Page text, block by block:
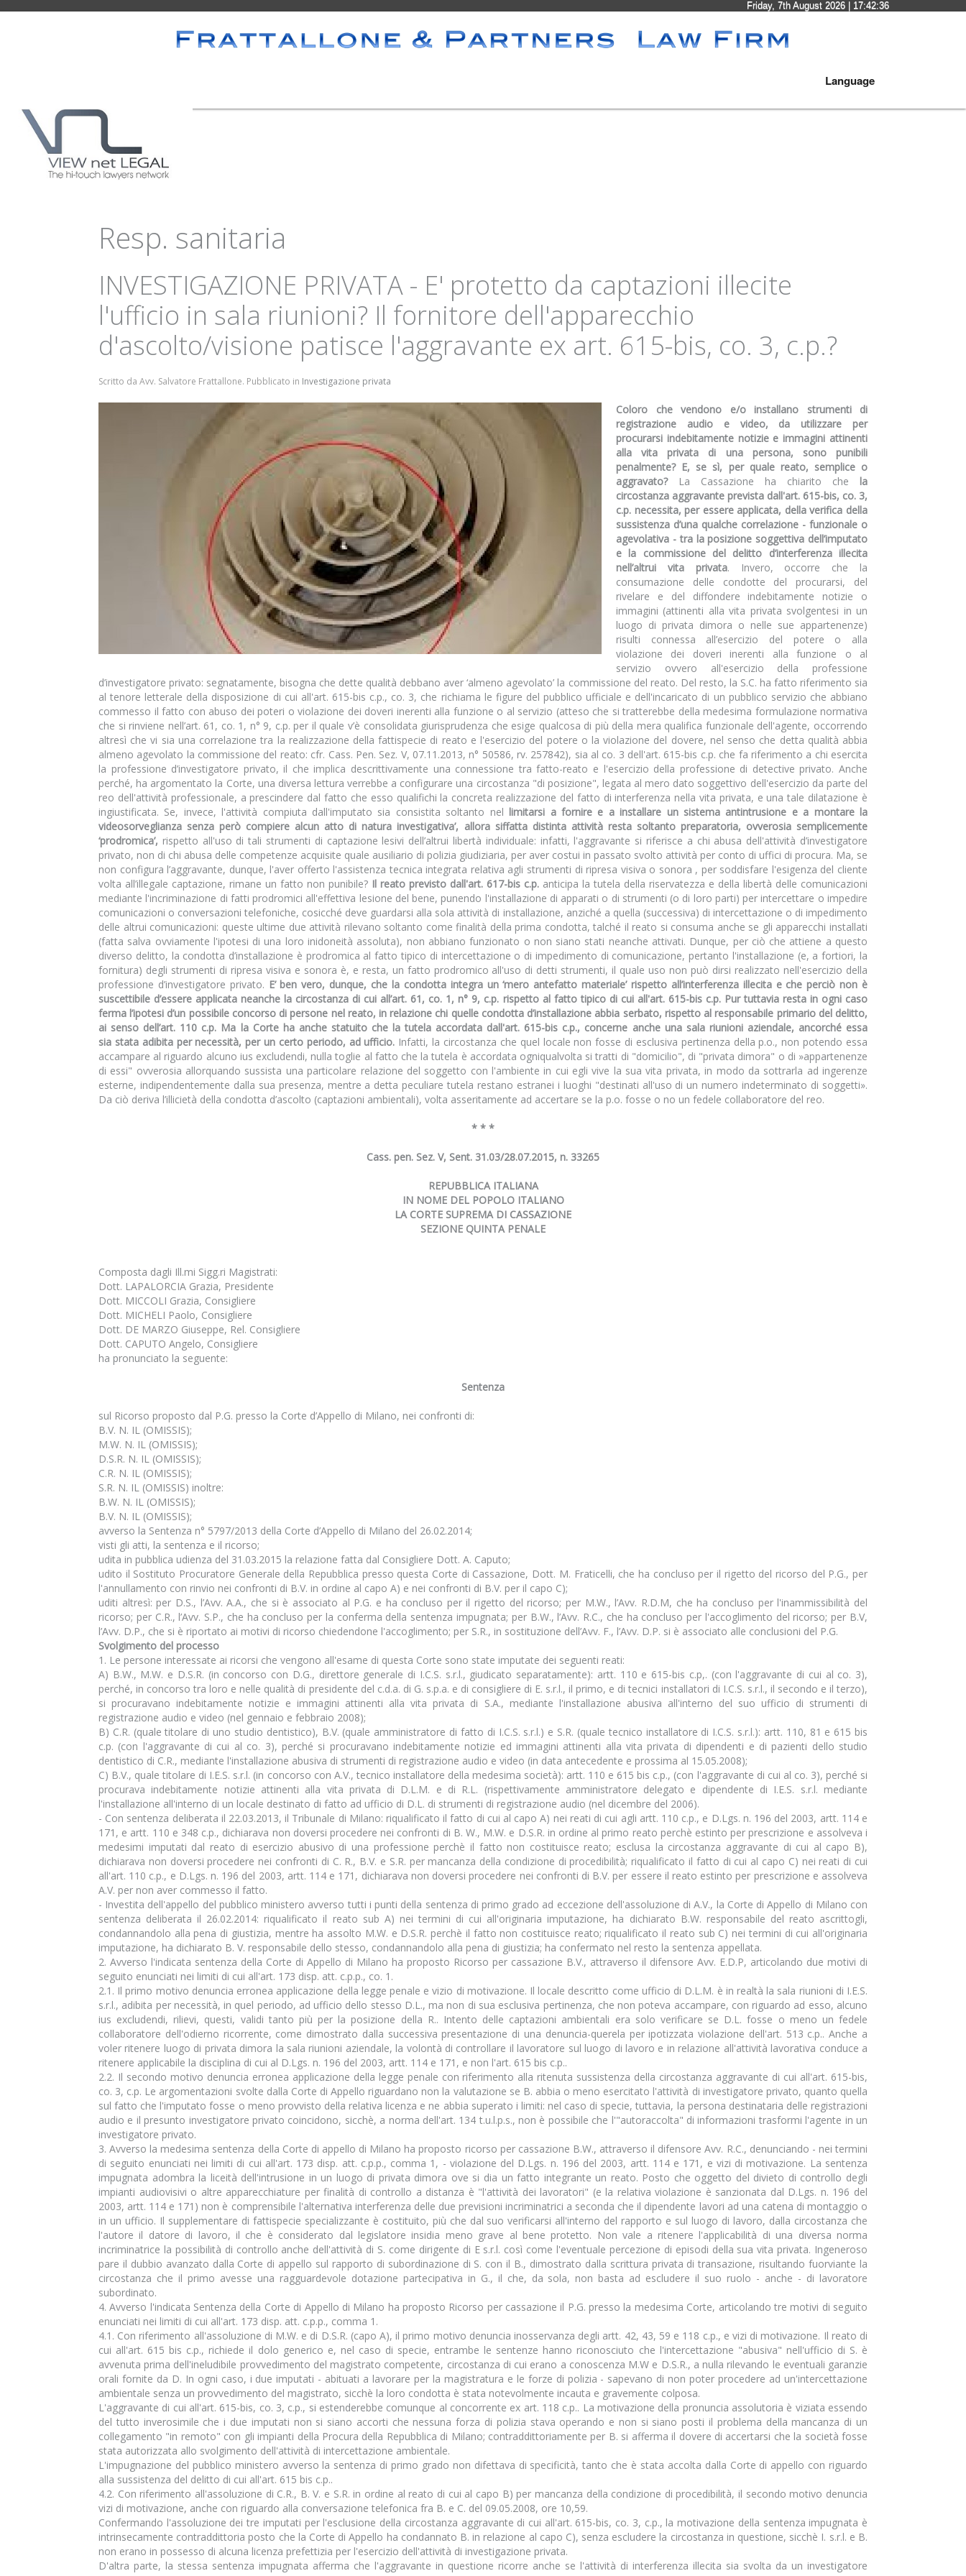
Friday, 7th August 2026 | 17:42:37
Language
Resp. sanitaria
INVESTIGAZIONE PRIVATA - E' protetto da captazioni illecite
l'ufficio in sala riunioni? Il fornitore dell'apparecchio
d'ascolto/visione patisce l'aggravante ex art. 615-bis, co. 3, c.p.?
Scritto da Avv. Salvatore Frattallone. Pubblicato in Investigazione privata
Coloro che vendono e/o installano strumenti di
registrazione audio e video, da utilizzare per
procurarsi indebitamente notizie e immagini attinenti
alla vita privata di una persona, sono punibili
penalmente? E, se sì, per quale reato, semplice o
aggravato?La Cassazione ha chiarito che la
circostanza aggravante prevista dall'art. 615-bis, co. 3,
c.p. necessita, per essere applicata, della verifica della
sussistenza d’una qualche correlazione - funzionale o
agevolativa - tra la posizione soggettiva dell’imputato
e la commissione del delitto d’interferenza illecita
nell’altrui vita privata. Invero, occorre che la
consumazione delle condotte del procurarsi, del
rivelare e del diffondere indebitamente notizie o
immagini (attinenti alla vita privata svolgentesi in un
luogo di privata dimora o nelle sue appartenenze)
risulti connessa all’esercizio del potere o alla
violazione dei doveri inerenti alla funzione o al
servizio ovvero all'esercizio della professione
d’investigatore privato: segnatamente, bisogna che dette qualità debbano aver ‘almeno agevolato’ la commissione del reato. Del resto, la S.C. ha fatto riferimento sia
al tenore letterale della disposizione di cui all'art. 615-bis c.p., co. 3, che richiama le figure del pubblico ufficiale e dell'incaricato di un pubblico servizio che abbiano
commesso il fatto con abuso dei poteri o violazione dei doveri inerenti alla funzione o al servizio (atteso che si tratterebbe della medesima formulazione normativa
che si rinviene nell’art. 61, co. 1, n° 9, c.p. per il quale v’è consolidata giurisprudenza che esige qualcosa di più della mera qualifica funzionale dell'agente, occorrendo
altresì che vi sia una correlazione tra la realizzazione della fattispecie di reato e l'esercizio del potere o la violazione del dovere, nel senso che detta qualità abbia
almeno agevolato la commissione del reato: cfr. Cass. Pen. Sez. V, 07.11.2013, n° 50586, rv. 257842), sia al co. 3 dell'art. 615-bis c.p. che fa riferimento a chi esercita
la professione d’investigatore privato, il che implica descrittivamente una connessione tra fatto-reato e l'esercizio della professione di detective privato. Anche
perché, ha argomentato la Corte, una diversa lettura verrebbe a configurare una circostanza "di posizione", legata al mero dato soggettivo dell'esercizio da parte del
reo dell'attività professionale, a prescindere dal fatto che esso qualifichi la concreta realizzazione del fatto di interferenza nella vita privata, e una tale dilatazione è
ingiustificata. Se, invece, l'attività compiuta dall'imputato sia consistita soltanto nel limitarsi a fornire e a installare un sistema antintrusione e a montare la
videosorveglianza senza però compiere alcun atto di natura investigativa’, allora siffatta distinta attività resta soltanto preparatoria, ovverosia semplicemente
‘prodromica’, rispetto all'uso di tali strumenti di captazione lesivi dell’altrui libertà individuale: infatti, l'aggravante si riferisce a chi abusa dell'attività d’investigatore
privato, non di chi abusa delle competenze acquisite quale ausiliario di polizia giudiziaria, per aver costui in passato svolto attività per conto di uffici di procura. Ma, se
non configura l’aggravante, dunque, l'aver offerto l'assistenza tecnica integrata relativa agli strumenti di ripresa visiva o sonora , per soddisfare l'esigenza del cliente
volta all’illegale captazione, rimane un fatto non punibile? Il reato previsto dall'art. 617-bis c.p. anticipa la tutela della riservatezza e della libertà delle comunicazioni
mediante l'incriminazione di fatti prodromici all'effettiva lesione del bene, punendo l'installazione di apparati o di strumenti (o di loro parti) per intercettare o impedire
comunicazioni o conversazioni telefoniche, cosicché deve guardarsi alla sola attività di installazione, anziché a quella (successiva) di intercettazione o di impedimento
delle altrui comunicazioni: queste ultime due attività rilevano soltanto come finalità della prima condotta, talché il reato si consuma anche se gli apparecchi installati
(fatta salva ovviamente l'ipotesi di una loro inidoneità assoluta), non abbiano funzionato o non siano stati neanche attivati. Dunque, per ciò che attiene a questo
diverso delitto, la condotta d’installazione è prodromica al fatto tipico di intercettazione o di impedimento di comunicazione, pertanto l'installazione (e, a fortiori, la
fornitura) degli strumenti di ripresa visiva e sonora è, e resta, un fatto prodromico all'uso di detti strumenti, il quale uso non può dirsi realizzato nell'esercizio della
professione d’investigatore privato. E’ ben vero, dunque, che la condotta integra un ‘mero antefatto materiale’ rispetto all’interferenza illecita e che perciò non è
suscettibile d’essere applicata neanche la circostanza di cui all’art. 61, co. 1, n° 9, c.p. rispetto al fatto tipico di cui all'art. 615-bis c.p. Pur tuttavia resta in ogni caso
ferma l’ipotesi d’un possibile concorso di persone nel reato, in relazione chi quelle condotta d’installazione abbia serbato, rispetto al responsabile primario del delitto,
ai senso dell’art. 110 c.p. Ma la Corte ha anche statuito che la tutela accordata dall'art. 615-bis c.p., concerne anche una sala riunioni aziendale, ancorché essa
sia stata adibita per necessità, per un certo periodo, ad ufficio. Infatti, la circostanza che quel locale non fosse di esclusiva pertinenza della p.o., non potendo essa
accampare al riguardo alcuno ius excludendi, nulla toglie al fatto che la tutela è accordata ogniqualvolta si tratti di "domicilio", di "privata dimora" o di »appartenenze
di essi" ovverosia allorquando sussista una particolare relazione del soggetto con l'ambiente in cui egli vive la sua vita privata, in modo da sottrarla ad ingerenze
esterne, indipendentemente dalla sua presenza, mentre a detta peculiare tutela restano estranei i luoghi "destinati all'uso di un numero indeterminato di soggetti».
Da ciò deriva l’illicietà della condotta d’ascolto (captazioni ambientali), volta asseritamente ad accertare se la p.o. fosse o no un fedele collaboratore del reo.
* * *
Cass. pen. Sez. V, Sent. 31.03/28.07.2015, n. 33265
REPUBBLICA ITALIANA
IN NOME DEL POPOLO ITALIANO
LA CORTE SUPREMA DI CASSAZIONE
SEZIONE QUINTA PENALE
Composta dagli Ill.mi Sigg.ri Magistrati:
Dott. LAPALORCIA Grazia, Presidente
Dott. MICCOLI Grazia, Consigliere
Dott. MICHELI Paolo, Consigliere
Dott. DE MARZO Giuseppe, Rel. Consigliere
Dott. CAPUTO Angelo, Consigliere
ha pronunciato la seguente:
Sentenza
sul Ricorso proposto dal P.G. presso la Corte d’Appello di Milano, nei confronti di:
B.V. N. IL (OMISSIS);
M.W. N. IL (OMISSIS);
D.S.R. N. IL (OMISSIS);
C.R. N. IL (OMISSIS);
S.R. N. IL (OMISSIS) inoltre:
B.W. N. IL (OMISSIS);
B.V. N. IL (OMISSIS);
avverso la Sentenza n° 5797/2013 della Corte d’Appello di Milano del 26.02.2014;
visti gli atti, la sentenza e il ricorso;
udita in pubblica udienza del 31.03.2015 la relazione fatta dal Consigliere Dott. A. Caputo;
udito il Sostituto Procuratore Generale della Repubblica presso questa Corte di Cassazione, Dott. M. Fraticelli, che ha concluso per il rigetto del ricorso del P.G., per
l'annullamento con rinvio nei confronti di B.V. in ordine al capo A) e nei confronti di B.V. per il capo C);
uditi altresì: per D.S., l’Avv. A.A., che si è associato al P.G. e ha concluso per il rigetto del ricorso; per M.W., l’Avv. R.D.M, che ha concluso per l'inammissibilità del
ricorso; per C.R., l’Avv. S.P., che ha concluso per la conferma della sentenza impugnata; per B.W., l’Avv. R.C., che ha concluso per l'accoglimento del ricorso; per B.V,
l’Avv. D.P., che si è riportato ai motivi di ricorso chiedendone l'accoglimento; per S.R., in sostituzione dell’Avv. F., l’Avv. D.P. si è associato alle conclusioni del P.G.
Svolgimento del processo
1. Le persone interessate ai ricorsi che vengono all'esame di questa Corte sono state imputate dei seguenti reati:
A) B.W., M.W. e D.S.R. (in concorso con D.G., direttore generale di I.C.S. s.r.l., giudicato separatamente): artt. 110 e 615-bis c.p,. (con l'aggravante di cui al co. 3),
perché, in concorso tra loro e nelle qualità di presidente del c.d.a. di G. s.p.a. e di consigliere di E. s.r.l., il primo, e di tecnici installatori di I.C.S. s.r.l., il secondo e il terzo),
si procuravano indebitamente notizie e immagini attinenti alla vita privata di S.A., mediante l'installazione abusiva all'interno del suo ufficio di strumenti di
registrazione audio e video (nel gennaio e febbraio 2008);
B) C.R. (quale titolare di uno studio dentistico), B.V. (quale amministratore di fatto di I.C.S. s.r.l.) e S.R. (quale tecnico installatore di I.C.S. s.r.l.): artt. 110, 81 e 615 bis
c.p. (con l'aggravante di cui al co. 3), perché si procuravano indebitamente notizie ed immagini attinenti alla vita privata di dipendenti e di pazienti dello studio
dentistico di C.R., mediante l'installazione abusiva di strumenti di registrazione audio e video (in data antecedente e prossima al 15.05.2008);
C) B.V., quale titolare di I.E.S. s.r.l. (in concorso con A.V., tecnico installatore della medesima società): artt. 110 e 615 bis c.p., (con l'aggravante di cui al co. 3), perché si
procurava indebitamente notizie attinenti alla vita privata di D.L.M. e di R.L. (rispettivamente amministratore delegato e dipendente di I.E.S. s.r.l. mediante
l'installazione all'interno di un locale destinato di fatto ad ufficio di D.L. di strumenti di registrazione audio (nel dicembre del 2006).
- Con sentenza deliberata il 22.03.2013, il Tribunale di Milano: riqualificato il fatto di cui al capo A) nei reati di cui agli artt. 110 c.p., e D.Lgs. n. 196 del 2003, artt. 114 e
171, e artt. 110 e 348 c.p., dichiarava non doversi procedere nei confronti di B. W., M.W. e D.S.R. in ordine al primo reato perchè estinto per prescrizione e assolveva i
medesimi imputati dal reato di esercizio abusivo di una professione perchè il fatto non costituisce reato; esclusa la circostanza aggravante di cui al capo B),
dichiarava non doversi procedere nei confronti di C. R., B.V. e S.R. per mancanza della condizione di procedibilità; riqualificato il fatto di cui al capo C) nei reati di cui
all'art. 110 c.p., e D.Lgs. n. 196 del 2003, artt. 114 e 171, dichiarava non doversi procedere nei confronti di B.V. per essere il reato estinto per prescrizione e assolveva
A.V. per non aver commesso il fatto.
- Investita dell'appello del pubblico ministero avverso tutti i punti della sentenza di primo grado ad eccezione dell'assoluzione di A.V., la Corte di Appello di Milano con
sentenza deliberata il 26.02.2014: riqualificato il reato sub A) nei termini di cui all'originaria imputazione, ha dichiarato B.W. responsabile del reato ascrittogli,
condannandolo alla pena di giustizia, mentre ha assolto M.W. e D.S.R. perchè il fatto non costituisce reato; riqualificato il reato sub C) nei termini di cui all'originaria
imputazione, ha dichiarato B. V. responsabile dello stesso, condannandolo alla pena di giustizia; ha confermato nel resto la sentenza appellata.
2. Avverso l'indicata sentenza della Corte di Appello di Milano ha proposto Ricorso per cassazione B.V., attraverso il difensore Avv. E.D.P, articolando due motivi di
seguito enunciati nei limiti di cui all'art. 173 disp. att. c.p.p., co. 1.
2.1. Il primo motivo denuncia erronea applicazione della legge penale e vizio di motivazione. Il locale descritto come ufficio di D.L.M. è in realtà la sala riunioni di I.E.S.
s.r.l., adibita per necessità, in quel periodo, ad ufficio dello stesso D.L., ma non di sua esclusiva pertinenza, che non poteva accampare, con riguardo ad esso, alcuno
ius excludendi, rilievi, questi, validi tanto più per la posizione della R.. Intento delle captazioni ambientali era solo verificare se D.L. fosse o meno un fedele
collaboratore dell'odierno ricorrente, come dimostrato dalla successiva presentazione di una denuncia-querela per ipotizzata violazione dell'art. 513 c.p.. Anche a
voler ritenere luogo di privata dimora la sala riunioni aziendale, la volontà di controllare il lavoratore sul luogo di lavoro e in relazione all'attività lavorativa conduce a
ritenere applicabile la disciplina di cui al D.Lgs. n. 196 del 2003, artt. 114 e 171, e non l'art. 615 bis c.p..
2.2. Il secondo motivo denuncia erronea applicazione della legge penale con riferimento alla ritenuta sussistenza della circostanza aggravante di cui all'art. 615-bis,
co. 3, c.p. Le argomentazioni svolte dalla Corte di Appello riguardano non la valutazione se B. abbia o meno esercitato l'attività di investigatore privato, quanto quella
sul fatto che l'imputato fosse o meno provvisto della relativa licenza e ne abbia superato i limiti: nel caso di specie, tuttavia, la persona destinataria delle registrazioni
audio e il presunto investigatore privato coincidono, sicchè, a norma dell'art. 134 t.u.l.p.s., non è possibile che l'"autoraccolta" di informazioni trasformi l'agente in un
investigatore privato.
3. Avverso la medesima sentenza della Corte di appello di Milano ha proposto ricorso per cassazione B.W., attraverso il difensore Avv. R.C., denunciando - nei termini
di seguito enunciati nei limiti di cui all'art. 173 disp. att. c.p.p., comma 1, - violazione del D.Lgs. n. 196 del 2003, artt. 114 e 171, e vizi di motivazione. La sentenza
impugnata adombra la liceità dell'intrusione in un luogo di privata dimora ove si dia un fatto integrante un reato. Posto che oggetto del divieto di controllo degli
impianti audiovisivi o altre apparecchiature per finalità di controllo a distanza è "l'attività dei lavoratori" (e la relativa violazione è sanzionata dal D.Lgs. n. 196 del
2003, artt. 114 e 171) non è comprensibile l'alternativa interferenza delle due previsioni incriminatrici a seconda che il dipendente lavori ad una catena di montaggio o
in un ufficio. Il supplementare di fattispecie specializzante è costituito, più che dal suo verificarsi all'interno del rapporto e sul luogo di lavoro, dalla circostanza che
l'autore il datore di lavoro, il che è considerato dal legislatore insidia meno grave al bene protetto. Non vale a ritenere l'applicabilità di una diversa norma
incriminatrice la possibilità di controllo anche dell'attività di S. come dirigente di E s.r.l. così come l'eventuale percezione di episodi della sua vita privata. Ingeneroso
pare il dubbio avanzato dalla Corte di appello sul rapporto di subordinazione di S. con il B., dimostrato dalla scrittura privata di transazione, risultando fuorviante la
circostanza che il primo avesse una ragguardevole dotazione partecipativa in G., il che, da sola, non basta ad escludere il suo ruolo - anche - di lavoratore
subordinato.
4. Avverso l'indicata Sentenza della Corte di Appello di Milano ha proposto Ricorso per cassazione il P.G. presso la medesima Corte, articolando tre motivi di seguito
enunciati nei limiti di cui all'art. 173 disp. att. c.p.p., comma 1.
4.1. Con riferimento all'assoluzione di M.W. e di D.S.R. (capo A), il primo motivo denuncia inosservanza degli artt. 42, 43, 59 e 118 c.p., e vizi di motivazione. Il reato di
cui all'art. 615 bis c.p., richiede il dolo generico e, nel caso di specie, entrambe le sentenze hanno riconosciuto che l'intercettazione "abusiva" nell'ufficio di S. è
avvenuta prima dell'ineludibile provvedimento del magistrato competente, circostanza di cui erano a conoscenza M.W e D.S.R., a nulla rilevando le eventuali garanzie
orali fornite da D. In ogni caso, i due imputati - abituati a lavorare per la magistratura e le forze di polizia - sapevano di non poter procedere ad un'intercettazione
ambientale senza un provvedimento del magistrato, sicchè la loro condotta è stata notevolmente incauta e gravemente colposa.
L'aggravante di cui all'art. 615-bis, co. 3, c.p., si estenderebbe comunque al concorrente ex art. 118 c.p.. La motivazione della pronuncia assolutoria è viziata essendo
del tutto inverosimile che i due imputati non si siano accorti che nessuna forza di polizia stava operando e non si siano posti il problema della mancanza di un
collegamento "in remoto" con gli impianti della Procura della Repubblica di Milano; contraddittoriamente per B. si afferma il dovere di accertarsi che la società fosse
stata autorizzata allo svolgimento dell'attività di intercettazione ambientale.
L'impugnazione del pubblico ministero avverso la sentenza di primo grado non difettava di specificità, tanto che è stata accolta dalla Corte di appello con riguardo
alla sussistenza del delitto di cui all'art. 615 bis c.p..
4.2. Con riferimento all'assoluzione di C.R., B. V. e S.R. in ordine al reato di cui al capo B) per mancanza della condizione di procedibilità, il secondo motivo denuncia
vizi di motivazione, anche con riguardo alla conversazione telefonica fra B. e C. del 09.05.2008, ore 10,59.
Confermando l'assoluzione dei tre imputati per l'esclusione della circostanza aggravante di cui all'art. 615-bis, co. 3, c.p., la motivazione della sentenza impugnata è
intrinsecamente contraddittoria posto che la Corte di Appello ha condannato B. in relazione al capo C), senza escludere la circostanza in questione, sicchè I. s.r.l. e B.
non erano in possesso di alcuna licenza prefettizia per l'esercizio dell'attività di investigazione privata.
D'altra parte, la stessa sentenza impugnata afferma che l'aggravante in questione ricorre anche se l'attività di interferenza illecita sia svolta da un investigatore